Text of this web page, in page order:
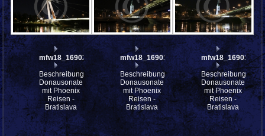
mfw18_169027
Beschreibung:
Donausonate
mit Phoenix
Reisen -
Bratislava
mfw18_169018
Beschreibung:
Donausonate
mit Phoenix
Reisen -
Bratislava
mfw18_169015
Beschreibung:
Donausonate
mit Phoenix
Reisen -
Bratislava